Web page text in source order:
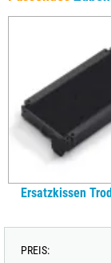
Ersatzkissen
PREIS: